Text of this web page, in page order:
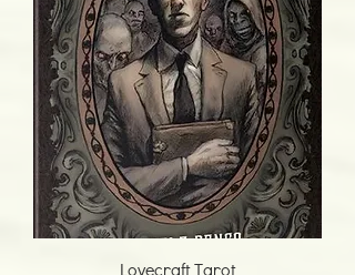
Lovecraft Tarot